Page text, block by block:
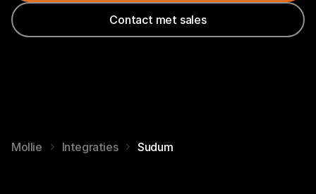
Contact met sales
Mollie Integraties Sudum